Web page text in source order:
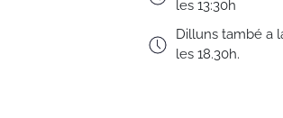
les 13:30h
Dilluns també a
les 18.30h.